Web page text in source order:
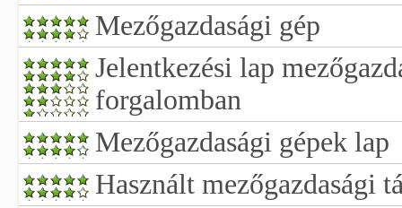
Mezőgazdasági gép
Jelentkezési lap
forgalomban
Mezőgazdasági gépek lap
Használt mezőgazdasági